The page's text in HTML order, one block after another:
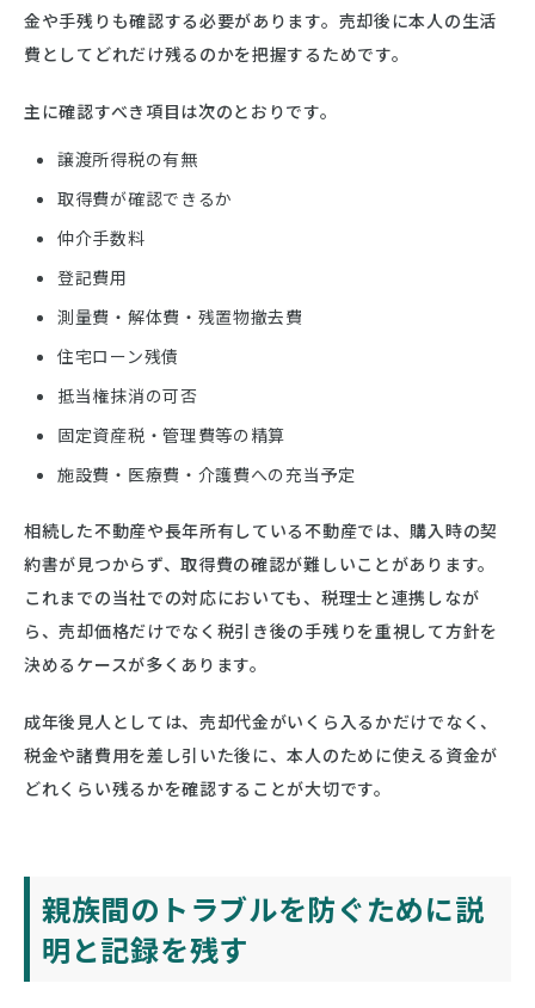
金や手残りも確認する必要があります。売却後に本人の生活
費としてどれだけ残るのかを把握するためです。
主に確認すべき項目は次のとおりです。
譲渡所得税の有無
取得費が確認できるか
仲介手数料
登記費用
測量費・解体費・残置物撤去費
住宅ローン残債
抵当権抹消の可否
固定資産税・管理費等の精算
施設費・医療費・介護費への充当予定
相続した不動産や長年所有している不動産では、購入時の契
約書が見つからず、取得費の確認が難しいことがあります。
これまでの当社での対応においても、税理士と連携しなが
ら、売却価格だけでなく税引き後の手残りを重視して方針を
決めるケースが多くあります。
成年後見人としては、売却代金がいくら入るかだけでなく、
税金や諸費用を差し引いた後に、本人のために使える資金が
どれくらい残るかを確認することが大切です。
親族間のトラブルを防ぐために説
明と記録を残す